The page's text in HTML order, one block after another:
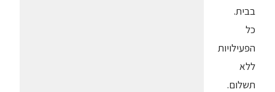
בבית.
כל
הפעילויות
ללא
תשלום.